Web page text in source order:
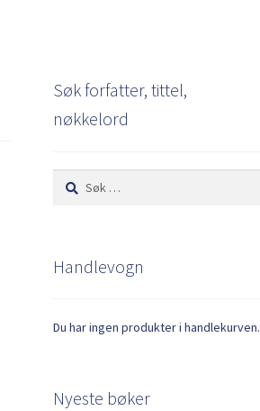
Søk forfatter, tittel,
nøkkelord
Søk
etter:
Handlevogn
Du har ingen produkter i handlekurven.
Nyeste bøker